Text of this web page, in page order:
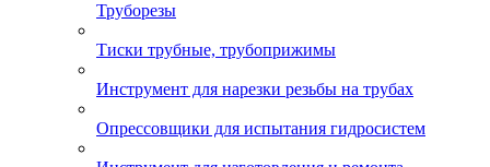
Труборезы
Тиски трубные, трубоприжимы
Инструмент для нарезки резьбы на трубах
Опрессовщики для испытания гидросистем